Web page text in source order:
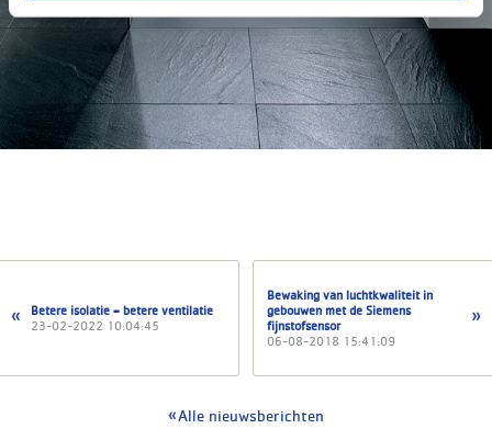
Betere isolatie = betere ventilatie
23-02-2022 10:04:45
Bewaking van luchtkwaliteit in
gebouwen met de Siemens
fijnstofsensor
06-08-2018 15:41:09
Alle nieuwsberichten